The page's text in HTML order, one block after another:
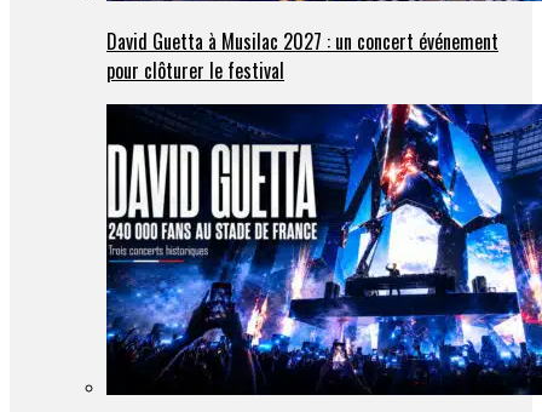
David Guetta à Musilac 2027 : un concert événement
pour clôturer le festival